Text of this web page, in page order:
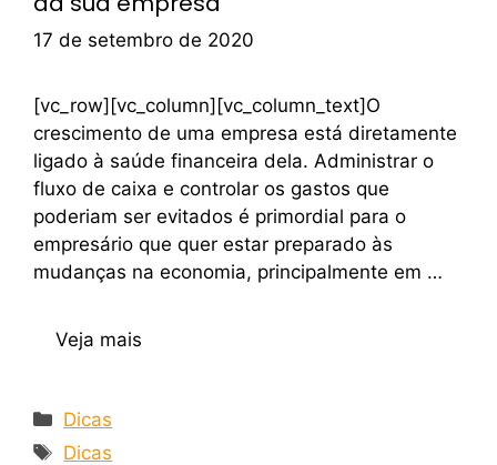
17 de setembro de 2020
[vc_row][vc_column][vc_column_text]O
crescimento de uma empresa está diretamente
ligado à saúde financeira dela. Administrar o
fluxo de caixa e controlar os gastos que
poderiam ser evitados é primordial para o
empresário que quer estar preparado às
mudanças na economia, principalmente em …
Veja mais
Dicas
Dicas